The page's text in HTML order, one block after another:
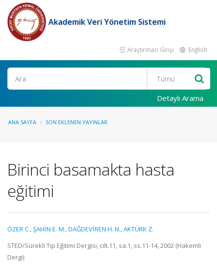
Akademik Veri Yönetim Sistemi
Araştırmacı Girişi English
Ara
Detaylı Arama
ANA SAYFA SON EKLENEN YAYINLAR
Birinci basamakta hasta
eğitimi
ÖZER C.,ŞAHİN E. M.,DAĞDEVİREN H. N.,AKTÜRK Z.
STED/Sürekli Tıp Eğitimi Dergisi, cilt.11, sa.1, ss.11-14, 2002 (Hakemli
Dergi)